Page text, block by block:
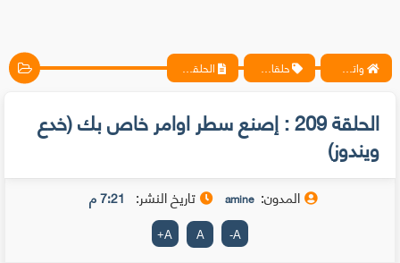
واتس آب ، فيسبوك ، أنترنت ، شروحات تقنية حصرية - المحترف حلقات متخصيصي الحماية الحلقة 209 : إصنع سطر اوامر خاص بك (خدع ويندوز)
الحلقة 209 : إصنع سطر اوامر خاص بك (خدع
ويندوز)
المدون: amine تاريخ النشر: 7:21 م
A
-
A
A
+